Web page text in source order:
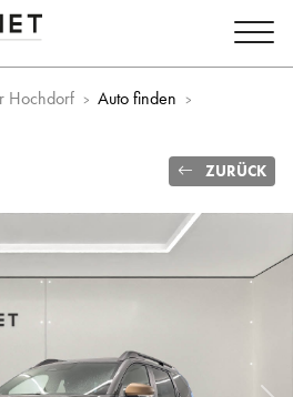
Hochdorf
Auto finden
ZURÜCK